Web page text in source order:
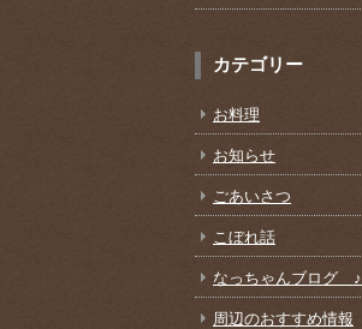
カテゴリー
お料理
お知らせ
ごあいさつ
こぼれ話
なっちゃんブログ ♪
周辺のおすすめ情報